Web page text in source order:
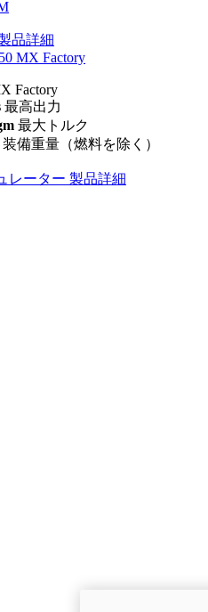
品詳細
MX Factory
Factory
最高出力
最大トルク
装備重量（燃料を除く）
レーター 製品詳細